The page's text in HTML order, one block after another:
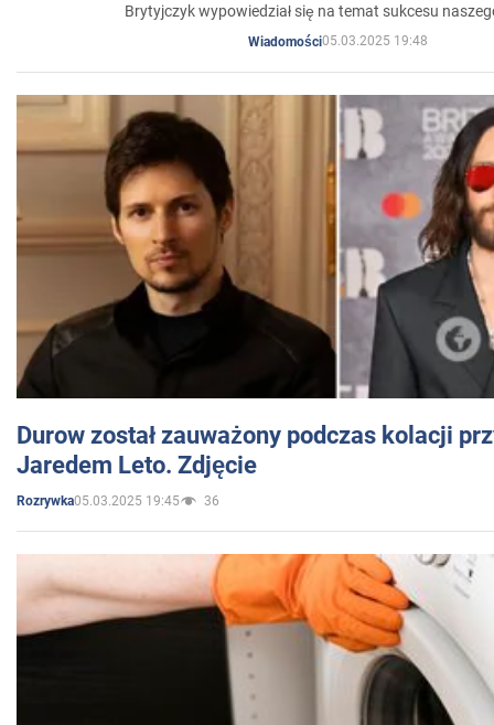
Brytyjczyk wypowiedział się na temat sukcesu
Wiadomości05.03.2025 19:48
Durow został zauważony podczas kolacji
Jaredem Leto. Zdjęcie
Rozrywka05.03.2025 19:45 36